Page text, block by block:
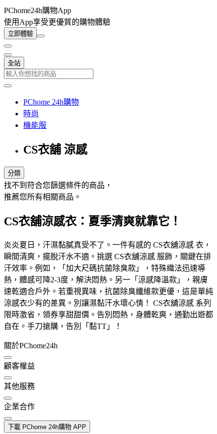
PChome24h購物App
使用App享受更優質的購物體驗
立即體驗
全站
PChome 24h購物
時尚
機能服
CS衣舖 涼感
分類
找不到符合您篩選條件的商品，
推薦您所有相關商品。
CS衣舖涼感衣：夏季清爽就靠它！
炎炎夏日，汗濕黏膩真受不了。一件有感的 CS衣舖涼感 衣，
瞬間清爽，擺脫汗水不適。挑選 CS衣舖涼感 服飾，關鍵在排
汗效率。例如，「加大尺碼抗菌除臭款」，特殊織法迅速導
熱，體感可降2-3度，解決悶熱。另一「涼感降溫款」，親膚
速乾適合戶外。若重視異味，抗菌除臭纖維款更優，這是單純
涼感衣少有的差異。別讓濕黏汗水壞心情！ CS衣舖涼感 系列
限時激省，領券享甜甜價。告別悶熱，身體乾爽，通勤出遊都
自在。手刀搶購，告別「黏TT」！
關於PChome24h
顧客權益
其他服務
企業合作
下載 PChome 24h購物 APP